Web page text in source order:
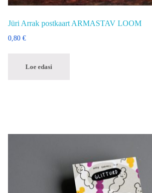
Jüri Arrak postkaart ARMASTAV LOOM
0,80 €
Loe edasi